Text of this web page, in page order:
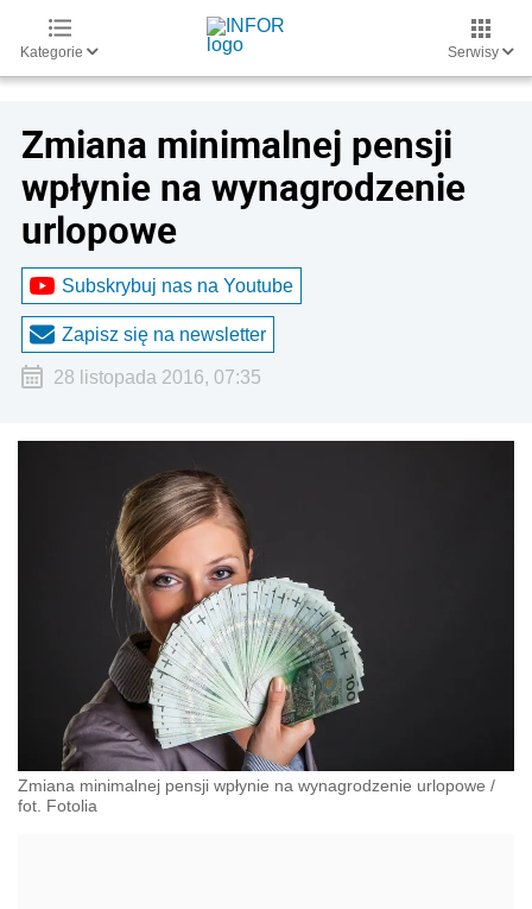
Kategorie Serwisy
Zmiana minimalnej pensji
wpłynie na wynagrodzenie
urlopowe
Subskrybuj nas na Youtube
Zapisz się na newsletter
28 listopada 2016, 07:35
Zmiana minimalnej pensji wpłynie na wynagrodzenie urlopowe /
fot. Fotolia